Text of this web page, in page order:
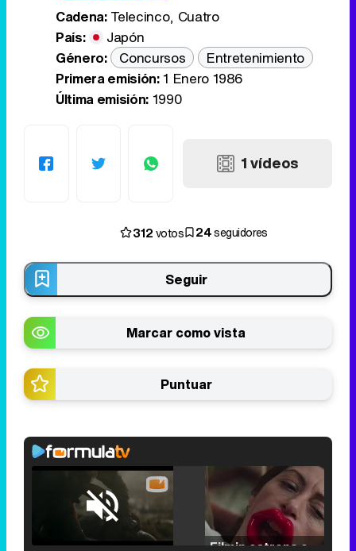
Cadena:Telecinco, Cuatro
País:
Japón
Género:
Concursos
Entretenimiento
Primera emisión:1 Enero 1986
Última emisión:1990
1 vídeos
312votos 24seguidores
Seguir
Marcar como vista
Puntuar
Unmute /
Loaded
25.30%